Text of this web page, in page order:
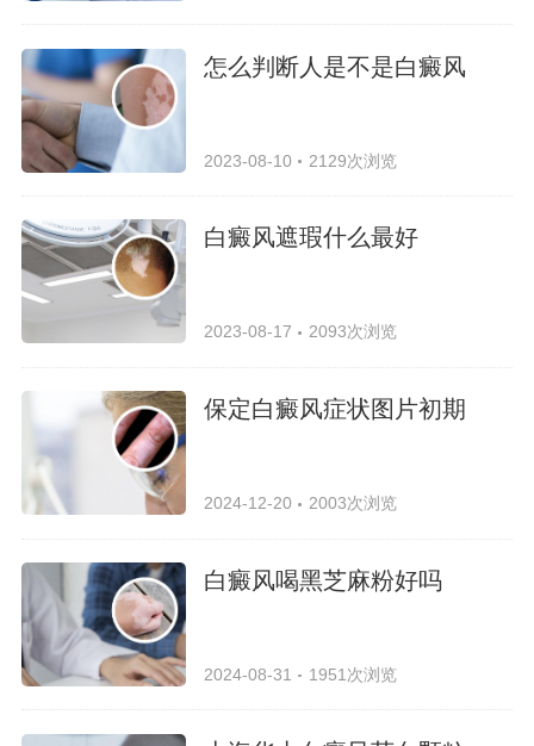
怎么判断人是不是白癜风
2023-08-10 2129次浏览
白癜风遮瑕什么最好
2023-08-17 2093次浏览
保定白癜风症状图片初期
2024-12-20 2003次浏览
白癜风喝黑芝麻粉好吗
2024-08-31 1951次浏览